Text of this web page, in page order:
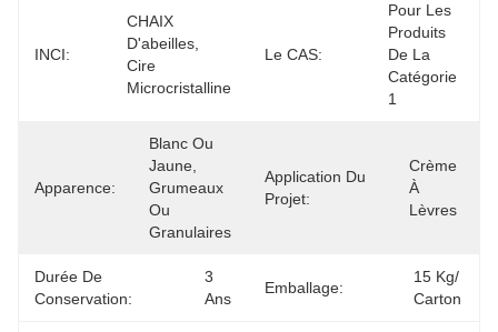
INCI:
CHAIX
D'abeilles,
Cire
Microcristalline
Le CAS:
Pour Les
Produits
De La
Catégorie
1
Apparence:
Blanc Ou
Jaune,
Grumeaux
Ou
Granulaires
Application Du
Projet:
Crème
À
Lèvres
Durée De
Conservation:
3
Ans
Emballage:
15 Kg/
Carton